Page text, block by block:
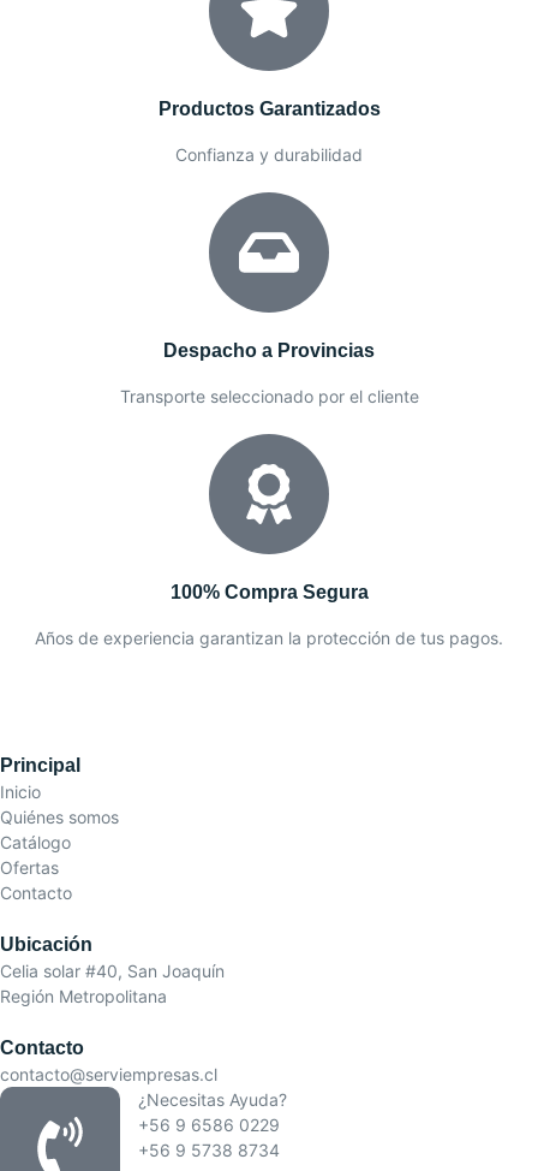
Productos Garantizados
Confianza y durabilidad
Despacho a Provincias
Transporte seleccionado por el cliente
100% Compra Segura
Años de experiencia garantizan la protección de tus pagos.
Principal
Inicio
Quiénes somos
Catálogo
Ofertas
Contacto
Ubicación
Celia solar #40, San Joaquín
Región Metropolitana
Contacto
contacto@serviempresas.cl
¿Necesitas Ayuda?
+56 9 6586 0229
+56 9 5738 8734